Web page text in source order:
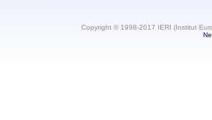
Copyright © 1998-2017 IERI (Institut